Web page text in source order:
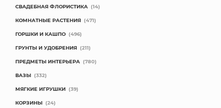
СВАДЕБНАЯ ФЛОРИСТИКА (14)
КОМНАТНЫЕ РАСТЕНИЯ (471)
ГОРШКИ И КАШПО (496)
ГРУНТЫ И УДОБРЕНИЯ (211)
ПРЕДМЕТЫ ИНТЕРЬЕРА (780)
ВАЗЫ (332)
МЯГКИЕ ИГРУШКИ (39)
КОРЗИНЫ (24)